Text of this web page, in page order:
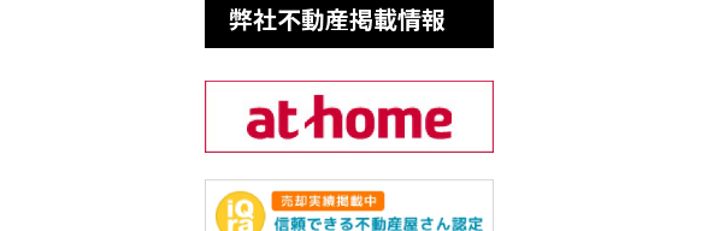
弊社不動産掲載情報